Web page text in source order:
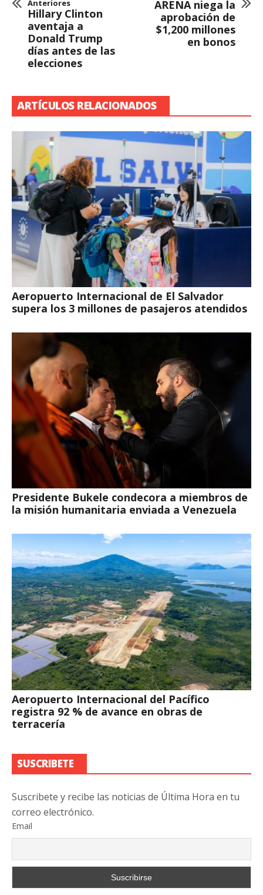
Anteriores
Hillary Clinton
aventaja a
Donald Trump
días antes de las
elecciones
ARENA niega la
aprobación de
$1,200 millones
en bonos
ARTÍCULOS RELACIONADOS
Aeropuerto Internacional de El Salvador
supera los 3 millones de pasajeros atendidos
Presidente Bukele condecora a miembros de
la misión humanitaria enviada a Venezuela
Aeropuerto Internacional del Pacífico
registra 92 % de avance en obras de
terracería
SUSCRIBETE
Suscribete y recibe las noticias de Última Hora en tu
correo electrónico.
Email